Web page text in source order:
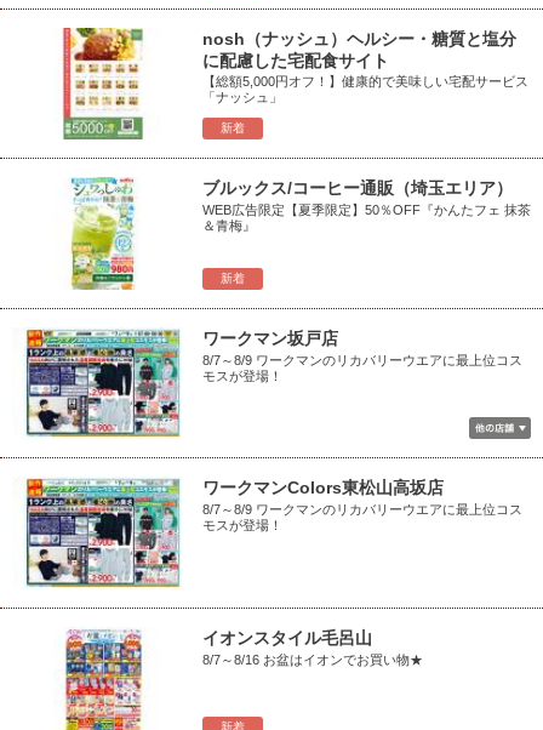
新着
nosh（ナッシュ）ヘルシー・糖質と塩分
に配慮した宅配食サイト
【総額5,000円オフ！】健康的で美味しい宅配サービス
「ナッシュ」
新着
ブルックス/コーヒー通販（埼玉エリア）
WEB広告限定【夏季限定】50％OFF『かんたフェ 抹茶
＆青梅』
ワークマン坂戸店
8/7～8/9 ワークマンのリカバリーウエアに最上位コス
モスが登場！
ワークマンColors東松山高坂店
8/7～8/9 ワークマンのリカバリーウエアに最上位コス
モスが登場！
新着
イオンスタイル毛呂山
8/7～8/16 お盆はイオンでお買い物★